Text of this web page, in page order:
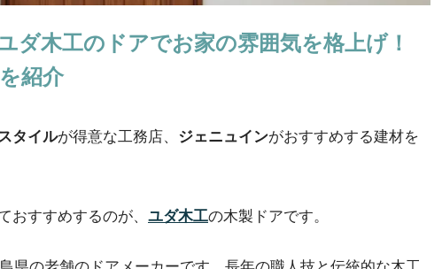
ダ木工のドアでお家の雰囲気を格上げ！
紹介
タイルが得意な工務店、 ジェニュインがおすすめする建材を
おすすめするのが、 ユダ木工の木製ドアです。